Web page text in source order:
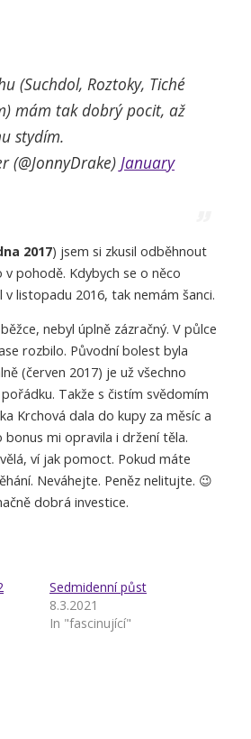
(Suchdol, Roztoky, Tiché
mám tak dobrý pocit, až
stydím.
(@JonnyDrake) January
2017) jsem si zkusil odběhnout
v pohodě. Kdybych se o něco
listopadu 2016, tak nemám šanci.
nebyl úplně zázračný. V půlce
rozbilo. Původní bolest byla
(červen 2017) je už všechno
Takže s čistím svědomím
Krchová dala do kupy za měsíc a
bonus mi opravila i držení těla.
ví jak pomoct. Pokud máte
Neváhejte. Peněz nelitujte. 😉
dobrá investice.
Sedmidenní půst
8.3.2021
In "fascinující"